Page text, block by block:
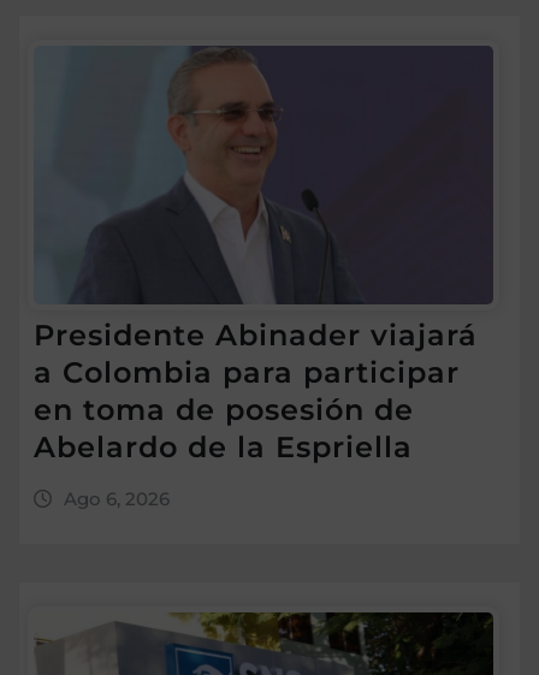
Presidente Abinader viajará
a Colombia para participar
en toma de posesión de
Abelardo de la Espriella
Ago 6, 2026